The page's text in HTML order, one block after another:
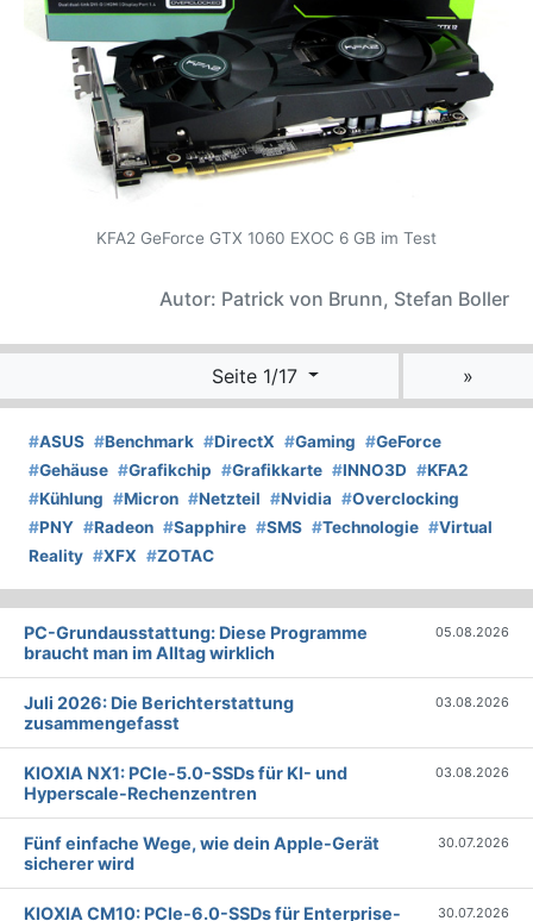
KFA2 GeForce GTX 1060 EXOC 6 GB im Test
Autor: Patrick von Brunn, Stefan Boller
Seite 1/17 »
#ASUS #Benchmark #DirectX #Gaming #GeForce
#Gehäuse #Grafikchip #Grafikkarte #INNO3D #KFA2
#Kühlung #Micron #Netzteil #Nvidia #Overclocking
#PNY #Radeon #Sapphire #SMS #Technologie #Virtual
Reality #XFX #ZOTAC
PC-Grundausstattung: Diese Programme
braucht man im Alltag wirklich
05.08.2026
Juli 2026: Die Bericht­erstattung
zusammengefasst
03.08.2026
KIOXIA NX1: PCIe-5.0-SSDs für KI- und
Hyperscale-Rechenzentren
03.08.2026
Fünf einfache Wege, wie dein Apple-Gerät
sicherer wird
30.07.2026
KIOXIA CM10: PCIe-6.0-SSDs für Enterprise-
30.07.2026